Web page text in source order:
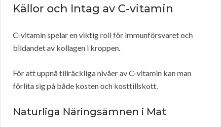
Källor och Intag av C-vitamin
C-vitamin spelar en viktig roll för immunförsvaret och
bildandet av kollagen i kroppen.
För att uppnå tillräckliga nivåer av C-vitamin kan man
förlita sig på både kosten och kosttillskott.
Naturliga Näringsämnen i Mat